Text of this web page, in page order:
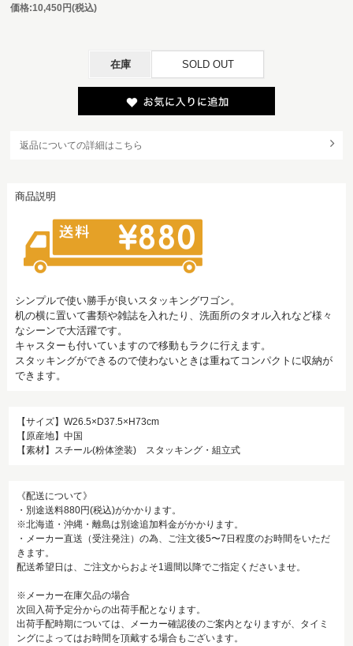
価格:10,450円(税込)
在庫 SOLD OUT
返品についての詳細はこちら
商品説明
シンプルで使い勝手が良いスタッキングワゴン。
机の横に置いて書類や雑誌を入れたり、洗面所のタオル入れなど様々
なシーンで大活躍です。
キャスターも付いていますので移動もラクに行えます。
スタッキングができるので使わないときは重ねてコンパクトに収納が
できます。
【サイズ】W26.5×D37.5×H73cm
【原産地】中国
【素材】スチール(粉体塗装) スタッキング・組立式
《配送について》
・別途送料880円(税込)がかかります。
※北海道・沖縄・離島は別途追加料金がかかります。
・メーカー直送（受注発注）の為、ご注文後5〜7日程度のお時間をいただ
きます。
配送希望日は、ご注文からおよそ1週間以降でご指定くださいませ。
※メーカー在庫欠品の場合
次回入荷予定分からの出荷手配となります。
出荷手配時期については、メーカー確認後のご案内となりますが、タイミ
ングによってはお時間を頂戴する場合もございます。